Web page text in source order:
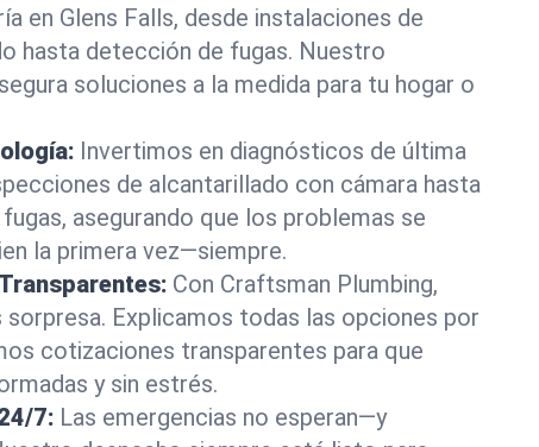
en Glens Falls, desde instalaciones de
hasta detección de fugas. Nuestro
soluciones a la medida para tu hogar o
Invertimos en diagnósticos de última
de alcantarillado con cámara hasta
asegurando que los problemas se
la primera vez—siempre.
Con Craftsman Plumbing,
sorpresa. Explicamos todas las opciones por
cotizaciones transparentes para que
y sin estrés.
7: Las emergencias no esperan—y